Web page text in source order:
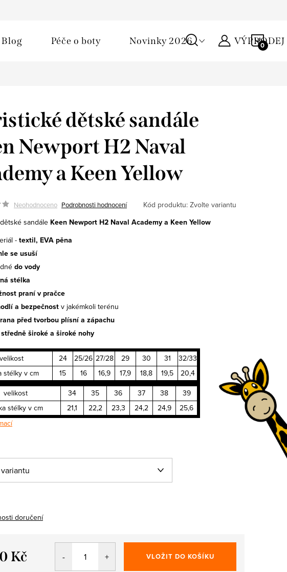
Blog Péče o boty Novinky 2026 VÝPRODEJ
dětské sandále
Newport H2 Naval
a Keen Yellow
Neohodnoceno Podrobnosti hodnocení Kód produktu: Zvolte variantu
sandále Keen Newport H2 Naval Academy a Keen Yellow
- textil, EVA pěna
se usuší
do vody
stélka
praní v pračce
a bezpečnost v jakémkoli terénu
před tvorbou plísní a zápachu
středně široké a široké nohy
velikost 24 25/26 27/28 29 30 31
32/33
stélky v cm
15 16 16,9 17,9 18,8 19,5
20,4
velikost
34 35 36 37 38
39
stélky v cm
21,1 22,2 23,3 24,2 24,9
25,6
doručení
Kč VLOŽIT DO KOŠÍKU